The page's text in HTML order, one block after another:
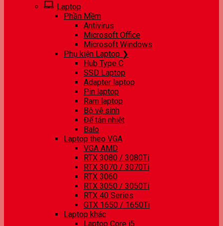
Laptop
Phần Mềm
Antivirus
Microsoft Office
Microsoft Windows
Phụ kiện Laptop ❯
Hub Type C
SSD Laptop
Adapter laptop
Pin laptop
Ram laptop
Bộ vệ sinh
Đế tản nhiệt
Balo
Laptop theo VGA
VGA AMD
RTX 3080 / 3080Ti
RTX 3070 / 3070Ti
RTX 3060
RTX 3050 / 3050Ti
RTX 40 Series
GTX 1650 / 1650Ti
Laptop khác
Laptop Core i5